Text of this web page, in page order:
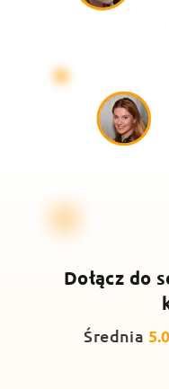
Dołącz do
Średnia 5.0